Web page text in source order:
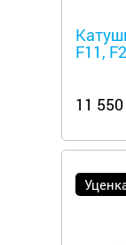
F11,
11